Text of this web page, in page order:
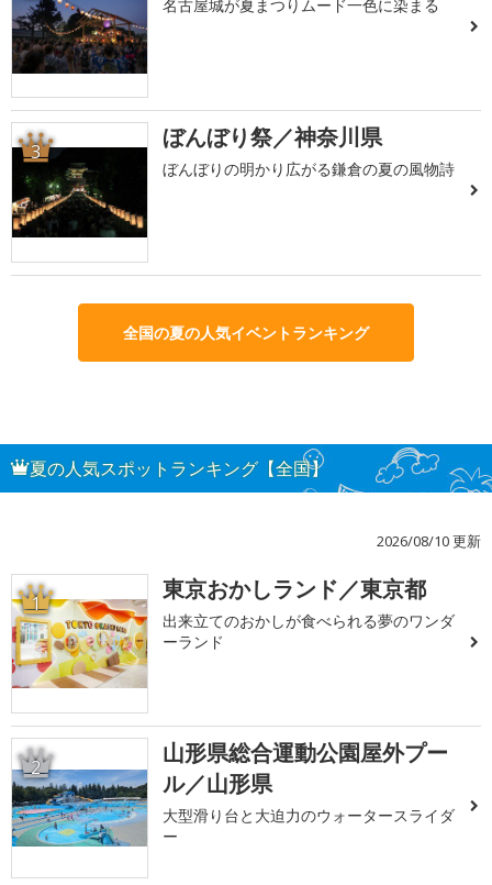
名古屋城が夏まつりムード一色に染まる
3 ぼんぼり祭／神奈川県
ぼんぼりの明かり広がる鎌倉の夏の風物詩
全国の夏の人気イベントランキング
夏の人気スポットランキング【全国】
2026/08/10 更新
1 東京おかしランド／東京都
出来立てのおかしが食べられる夢のワンダ
ーランド
2
山形県総合運動公園屋外プー
ル／山形県
大型滑り台と大迫力のウォータースライダ
ー